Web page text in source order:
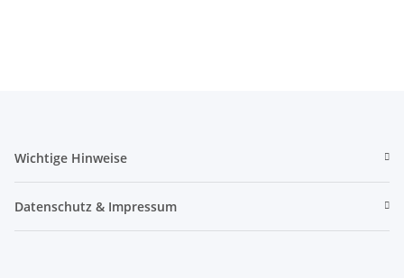
Wichtige Hinweise
Datenschutz & Impressum